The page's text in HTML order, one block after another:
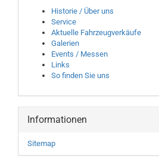
Historie / Über uns
Service
Aktuelle Fahrzeugverkäufe
Galerien
Events / Messen
Links
So finden Sie uns
Informationen
Sitemap